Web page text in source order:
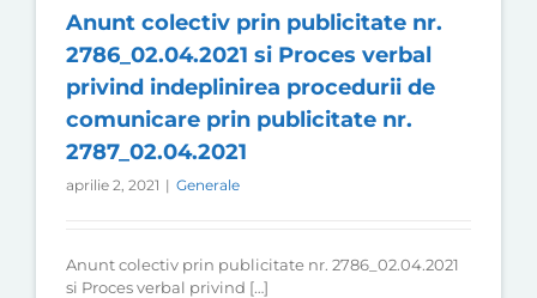
Anunt colectiv prin publicitate nr.
2786_02.04.2021 si Proces verbal
privind indeplinirea procedurii de
comunicare prin publicitate nr.
2787_02.04.2021
aprilie 2, 2021 | Generale
Anunt colectiv prin publicitate nr. 2786_02.04.2021
si Proces verbal privind […]